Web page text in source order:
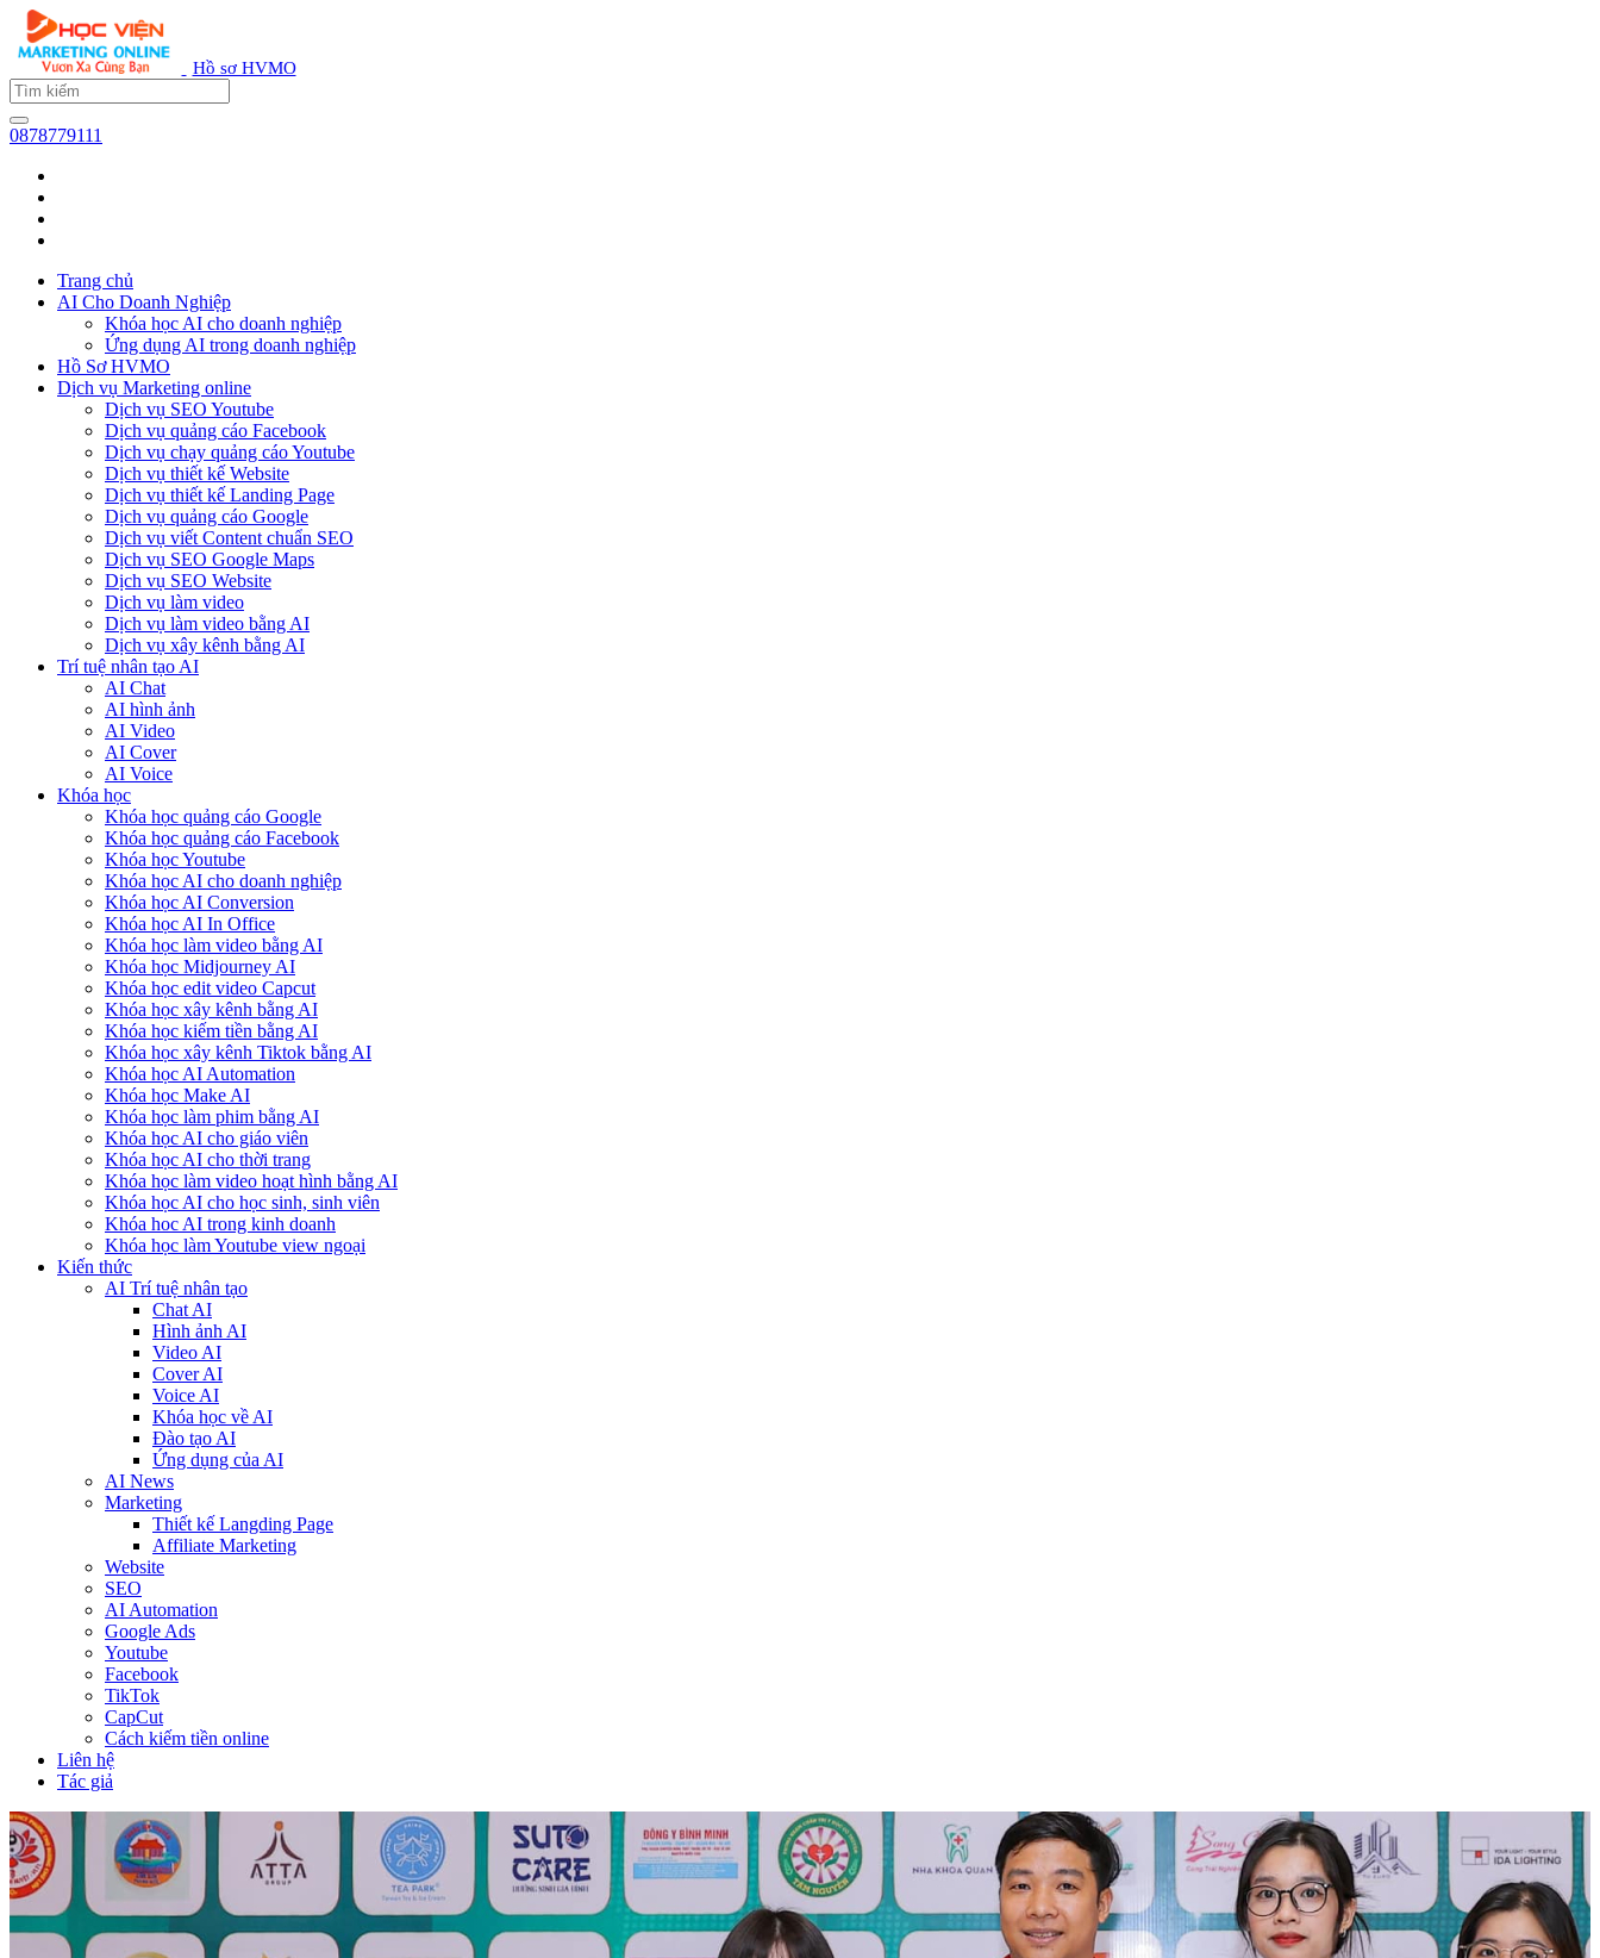
Hồ sơ HVMO
0878779111
Trang chủ
AI Cho Doanh Nghiệp
Khóa học AI cho doanh nghiệp
Ứng dụng AI trong doanh nghiệp
Hồ Sơ HVMO
Dịch vụ Marketing online
Dịch vụ SEO Youtube
Dịch vụ quảng cáo Facebook
Dịch vụ chạy quảng cáo Youtube
Dịch vụ thiết kế Website
Dịch vụ thiết kế Landing Page
Dịch vụ quảng cáo Google
Dịch vụ viết Content chuẩn SEO
Dịch vụ SEO Google Maps
Dịch vụ SEO Website
Dịch vụ làm video
Dịch vụ làm video bằng AI
Dịch vụ xây kênh bằng AI
Trí tuệ nhân tạo AI
AI Chat
AI hình ảnh
AI Video
AI Cover
AI Voice
Khóa học
Khóa học quảng cáo Google
Khóa học quảng cáo Facebook
Khóa học Youtube
Khóa học AI cho doanh nghiệp
Khóa học AI Conversion
Khóa học AI In Office
Khóa học làm video bằng AI
Khóa học Midjourney AI
Khóa học edit video Capcut
Khóa học xây kênh bằng AI
Khóa học kiếm tiền bằng AI
Khóa học xây kênh Tiktok bằng AI
Khóa học AI Automation
Khóa học Make AI
Khóa học làm phim bằng AI
Khóa học AI cho giáo viên
Khóa học AI cho thời trang
Khóa học làm video hoạt hình bằng AI
Khóa học AI cho học sinh, sinh viên
Khóa hoc AI trong kinh doanh
Khóa học làm Youtube view ngoại
Kiến thức
AI Trí tuệ nhân tạo
Chat AI
Hình ảnh AI
Video AI
Cover AI
Voice AI
Khóa học về AI
Đào tạo AI
Ứng dụng của AI
AI News
Marketing
Thiết kế Langding Page
Affiliate Marketing
Website
SEO
AI Automation
Google Ads
Youtube
Facebook
TikTok
CapCut
Cách kiếm tiền online
Liên hệ
Tác giả